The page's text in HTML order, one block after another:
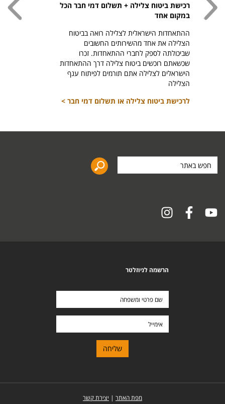
רכישת ביטוח צלילה + תשלום דמי חבר הכל
במקום אחד
ההתאחדות הישראלית לצלילה רואה בביטוח
הצלילה את אחד מהשירותים החשובים
שביכולתה לספק לחברי ההתאחדות. זכרו
שכשאתם רוכשים ביטוח צלילה דרך ההתאחדות
הישראלים לצלילה אתם תורמים לפיתוח ענף
הצלילה
לרכישת ביטוח צלילה או תשלום דמי חבר >
באתר
הרשמה לניוזלטר
מפת האתר | יצירת קשר